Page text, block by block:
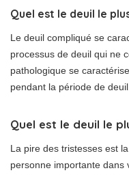
Quel est le deuil le
Le deuil compliqué se
processus de deuil qui ne
pathologique se
pendant la période de
Quel est le deuil le
La pire des tristesses est
personne importante dans